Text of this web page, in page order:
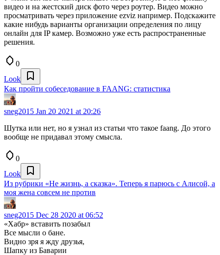
видео и на жестский диск фото через роутер. Видео можно
просматривать через приложение ezviz например. Подскажите
какие нибудь варианты организации определения по лицу
онлайн для IP камер. Возможно уже есть распространенные
решения.
0
Look
Как пройти собеседование в FAANG: статистика
sneg2015 Jan 20 2021 at 20:26
Шутка или нет, но я узнал из статьи что такое faang. До этого
вообще не придавал этому смысла.
0
Look
Из рубрики «Не жизнь, а сказка». Теперь я парюсь с Алисой, а
моя жена совсем не против
sneg2015 Dec 28 2020 at 06:52
«Хабр» вставить позабыл
Все мысли о бане.
Видно зря я жду друзья,
Шапку из Баварии